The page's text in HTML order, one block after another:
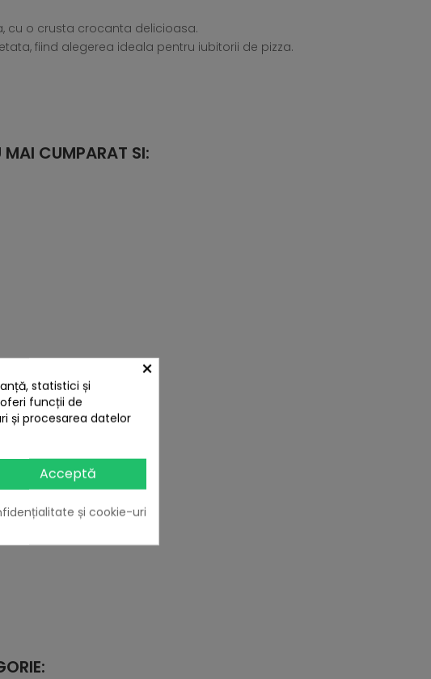
cu o crusta crocanta delicioasa.
fiind alegerea ideala pentru iubitorii de pizza.
MAI CUMPARAT SI:
×
statistici și
funcții de
și procesarea datelor
Acceptă
și cookie-uri